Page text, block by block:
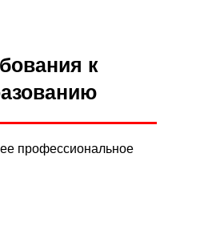
к
профессиональное